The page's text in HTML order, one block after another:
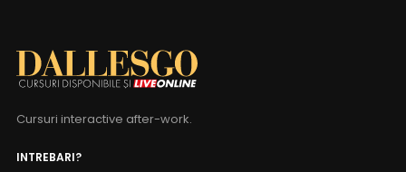
Cursuri interactive after-work.
INTREBARI?